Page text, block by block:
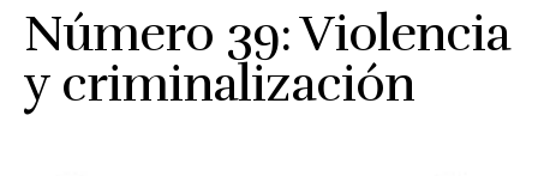
Número 39: Violencia
y criminalización